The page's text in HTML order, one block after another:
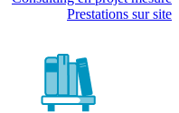
Prestations sur site